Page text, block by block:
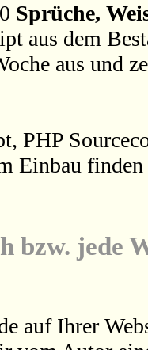
Sprüche,
aus dem
aus und
PHP
Einbau
bzw. jede
auf Ihrer